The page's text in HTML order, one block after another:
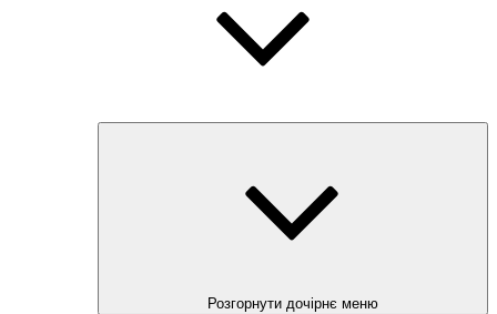
Розгорнути дочірнє меню